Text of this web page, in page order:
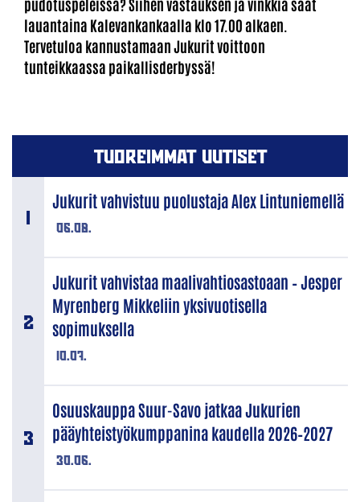
pudotuspeleissä? Siihen vastauksen ja vinkkiä saat
lauantaina Kalevankankaalla klo 17.00 alkaen.
Tervetuloa kannustamaan Jukurit voittoon
tunteikkaassa paikallisderbyssä!
TUOREIMMAT UUTISET
06.08.
Jukurit vahvistuu puolustaja Alex Lintuniemellä
10.07.
Jukurit vahvistaa maalivahtiosastoaan – Jesper
Myrenberg Mikkeliin yksivuotisella
sopimuksella
30.06.
Osuuskauppa Suur-Savo jatkaa Jukurien
pääyhteistyökumppanina kaudella 2026–2027